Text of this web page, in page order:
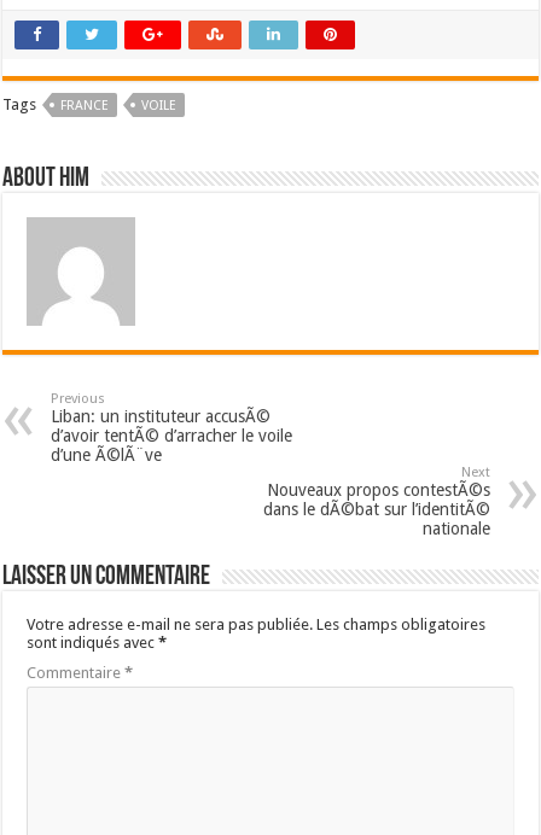
Tags FRANCE VOILE
About him
Previous
Liban: un instituteur accusÃ©
d’avoir tentÃ© d’arracher le voile
d’une Ã©lÃ¨ve
Next
Nouveaux propos contestÃ©s
dans le dÃ©bat sur l’identitÃ©
nationale
Laisser un commentaire
Votre adresse e-mail ne sera pas publiée. Les champs obligatoires
sont indiqués avec*
Commentaire*